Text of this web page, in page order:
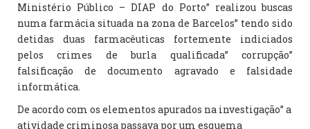
Ministério Público – DIAP do Porto” realizou buscas
numa farmácia situada na zona de Barcelos” tendo sido
detidas duas farmacêuticas fortemente indiciados
pelos crimes de burla qualificada” corrupção”
falsificação de documento agravado e falsidade
informática.
De acordo com os elementos apurados na investigação” a
atividade criminosa passava por um esquema